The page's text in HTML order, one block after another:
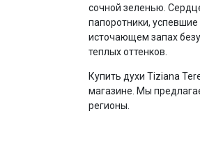
сочной зеленью.
папоротники,
источающем запах
теплых оттенков.
Купить духи Tiziana
магазине. Мы
регионы.